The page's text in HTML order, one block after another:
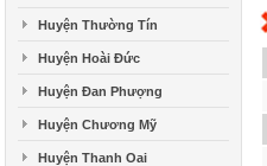
Huyện Thường Tín
Huyện Hoài Đức
Huyện Đan Phượng
Huyện Chương Mỹ
Huyện Thanh Oai